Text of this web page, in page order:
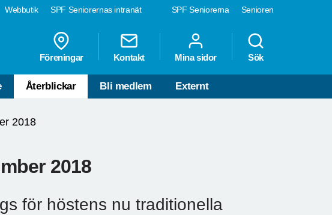
SPF Seniorerna Senioren
Webbutik SPF Seniorernas intranät
Föreningar Kontakt Mina sidor Sök
Återblickar Bli medlem Externt
2018
2018
för höstens nu traditionella